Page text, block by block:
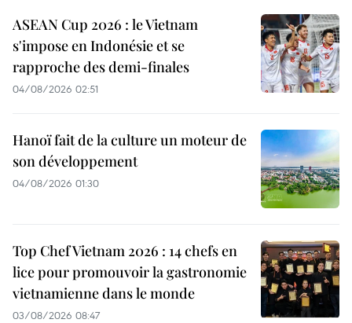
ASEAN Cup 2026 : le Vietnam
s'impose en Indonésie et se
rapproche des demi-finales
04/08/2026 02:51
Hanoï fait de la culture un moteur de
son développement
04/08/2026 01:30
Top Chef Vietnam 2026 : 14 chefs en
lice pour promouvoir la gastronomie
vietnamienne dans le monde
03/08/2026 08:47